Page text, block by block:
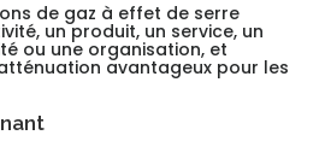
de gaz à effet de serre
un produit, un service, un
ou une organisation, et
avantageux pour les